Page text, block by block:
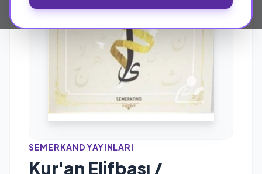
SEMERKAND YAYINLARI
Kur'an Elifbası /